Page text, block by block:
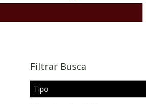
Filtrar Busca
Tipo